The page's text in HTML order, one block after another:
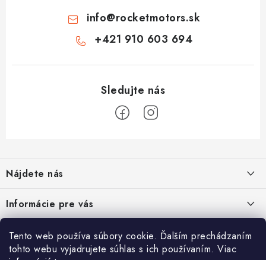
Tento web používa súbory cookie. Ďalším prechádzaním
tohto webu vyjadrujete súhlas s ich používaním. Viac
info@rocketmotors.sk
+421 910 603 694
p
ä
t
i
Nájdete nás
Informácie pre vás
Kontakt
TOP kategórie
Detské štvorkolky
Prihláste sa na odber noviniek nižšie vyplnením Vašej e-mailovej